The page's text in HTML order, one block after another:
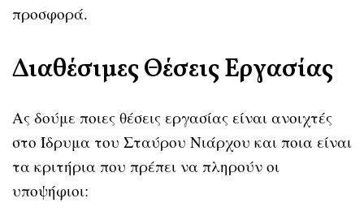
προσφορά.
Διαθέσιμες Θέσεις Εργασίας
Ας δούμε ποιες θέσεις εργασίας είναι ανοιχτές
στο Ίδρυμα του Σταύρου Νιάρχου και ποια είναι
τα κριτήρια που πρέπει να πληρούν οι
υποψήφιοι: